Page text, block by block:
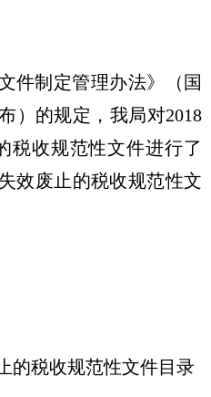
件制定管理办法》（国
）的规定，我局对2018
税收规范性文件进行了
效废止的税收规范性文
的税收规范性文件目录